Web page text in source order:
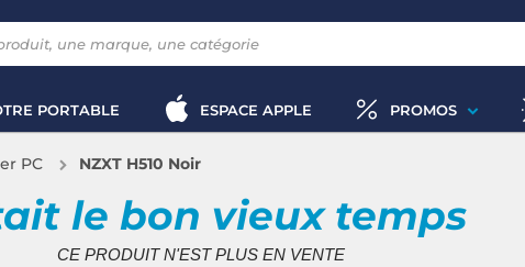
PORTABLE ESPACE APPLE PROMOS
PC NZXT H510 Noir
le bon vieux temps
CE PRODUIT N'EST PLUS EN VENTE